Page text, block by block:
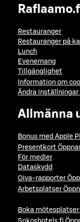
Restauranger
Restauranger på
Lunch
Evenemang
Tillgänglighet
Information om
Ändra inställningar
Allmänna
Bonus med Apple
Presentkort
För medier
Dataskydd
Oiva-rapporter
Arbetsplatser
Boka mötesplatser